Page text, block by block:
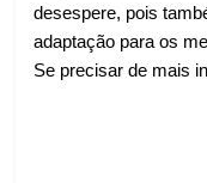
desespere, pois
adaptação para os
Se precisar de mais